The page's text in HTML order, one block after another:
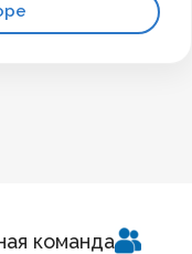
команда